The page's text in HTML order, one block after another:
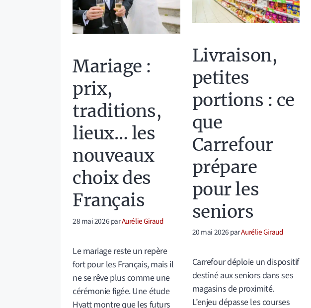
Mariage :
prix,
traditions,
lieux… les
nouveaux
choix des
Français
28 mai 2026parAurélie Giraud
Le mariage reste un repère
fort pour les Français, mais il
ne se rêve plus comme une
cérémonie figée. Une étude
Hyatt montre que les futurs
Livraison,
petites
portions : ce
que
Carrefour
prépare
pour les
seniors
20 mai 2026parAurélie Giraud
Carrefour déploie un dispositif
destiné aux seniors dans ses
magasins de proximité.
L’enjeu dépasse les courses